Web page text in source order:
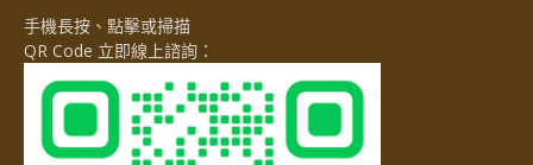
手機長按、點擊或掃描
QR Code 立即線上諮詢：